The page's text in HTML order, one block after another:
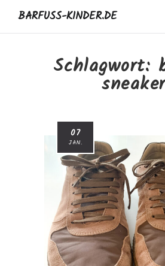
BARFUSS-KINDER.DE
WISSENSWERTES
ÜBER MICH
IMPRESSUM
Schlagwort:
07
JAN.